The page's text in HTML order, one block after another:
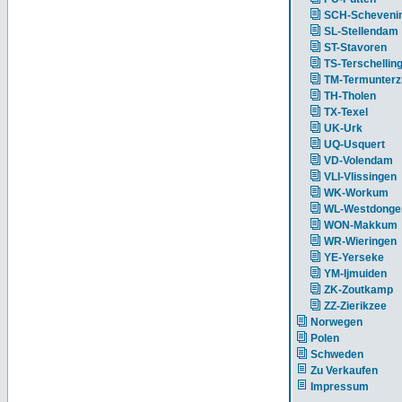
SCH-
SL-Stellendam
ST-Stavoren
TS-Terschelling
TM-
TH-Tholen
TX-Texel
UK-Urk
UQ-Usquert
VD-Volendam
VLI-Vlissingen
WK-Workum
WL-
WON-Makkum
WR-Wieringen
YE-Yerseke
YM-Ijmuiden
ZK-Zoutkamp
ZZ-Zierikzee
Norwegen
Polen
Schweden
Zu Verkaufen
Impressum